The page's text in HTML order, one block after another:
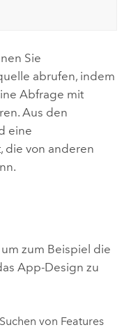
Sie
abrufen, indem
Abfrage mit
Aus den
eine
die von anderen
zum Beispiel die
App-Design zu
von Features